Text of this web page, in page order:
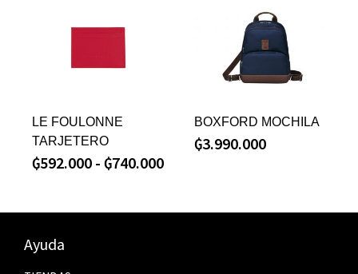
LE FOULONNE
TARJETERO
₲592.000 - ₲740.000
BOXFORD MOCHILA
₲3.990.000
Ayuda